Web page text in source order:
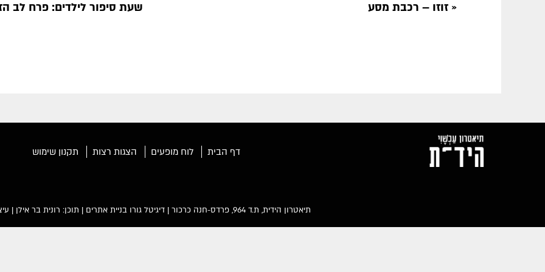
« זוזו – רכבת מסע שעת סיפור לילדים: פרח לב
דף הבית לוח מופעים הצגות רצות תקנון שימוש
תיאטרון הידית, ת.ד 964, פרדס-חנה כרכור | דיגיטל גורו בניית אתרים | תוכן: רונית בר אילן |